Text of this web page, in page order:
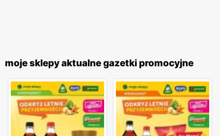
moje sklepy aktualne gazetki promocyjne